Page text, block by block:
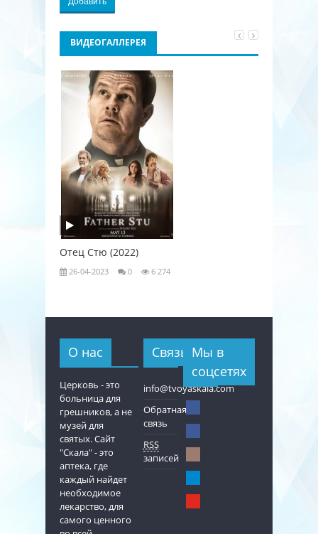
ВИДЕОГАЛЛЕРЕЯ
Отец Стю (2022)
26-04-2023 0 6 274
О нас
Церковь - это
больница для
грешников, а не
музей для
святых. Сайт
"Скала" - это
аптека, где
каждый найдет
необходимое
лекарство, для
самого ценного
Связь
info@tvoyaskala.com
Обратная
связь
RSS
записей
Мы в
соцсетях